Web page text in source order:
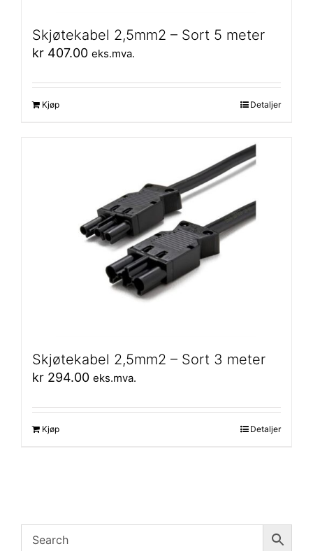
Skjøtekabel 2,5mm2 – Sort 5 meter
kr 407.00 eks.mva.
Kjøp Detaljer
Skjøtekabel 2,5mm2 – Sort 3 meter
kr 294.00 eks.mva.
Kjøp Detaljer